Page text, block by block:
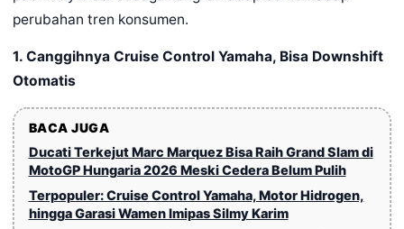
perubahan tren konsumen.
1. Canggihnya Cruise Control Yamaha, Bisa Downshift
Otomatis
BACA JUGA
Ducati Terkejut Marc Marquez Bisa Raih Grand Slam di
MotoGP Hungaria 2026 Meski Cedera Belum Pulih
Terpopuler: Cruise Control Yamaha, Motor Hidrogen,
hingga Garasi Wamen Imipas Silmy Karim